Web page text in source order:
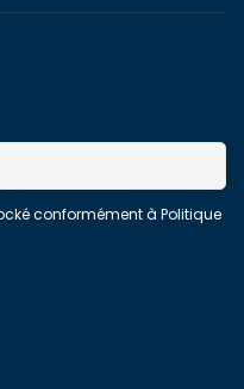
conformément à Politique